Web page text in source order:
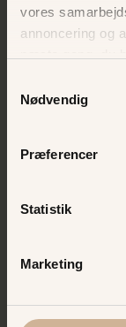
vores
annoncering og
Nødvendig
Præferencer
Statistik
Marketing